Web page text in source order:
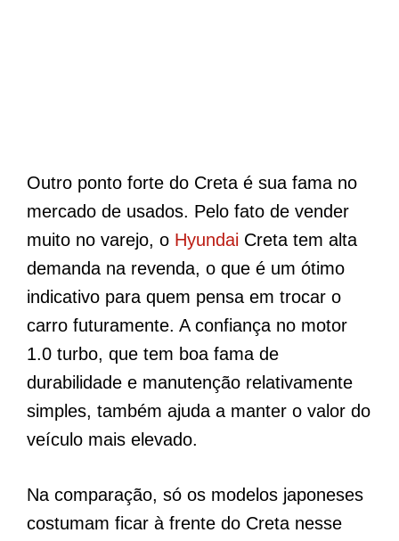
Outro ponto forte do Creta é sua fama no
mercado de usados. Pelo fato de vender
muito no varejo, o Hyundai Creta tem alta
demanda na revenda, o que é um ótimo
indicativo para quem pensa em trocar o
carro futuramente. A confiança no motor
1.0 turbo, que tem boa fama de
durabilidade e manutenção relativamente
simples, também ajuda a manter o valor do
veículo mais elevado.
Na comparação, só os modelos japoneses
costumam ficar à frente do Creta nesse